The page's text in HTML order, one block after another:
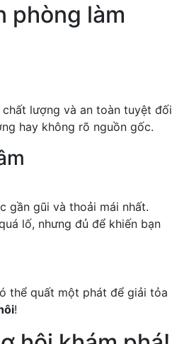
phòng làm
chất lượng và an toàn tuyệt đối
hay không rõ nguồn gốc.
gần gũi và thoải mái nhất.
lố, nhưng đủ để khiến bạn
thể quất một phát để giải tỏa
!